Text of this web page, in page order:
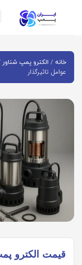
خانه / الکترو پمپ شناور
عوامل تاثیرگذار
قیمت الکترو